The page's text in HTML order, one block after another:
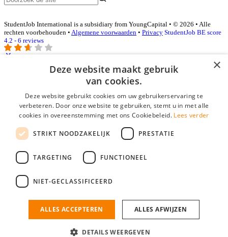
StudentJob International is a subsidiary from YoungCapital • © 2026 • Alle
rechten voorbehouden • Algemene voorwaarden • Privacy StudentJob BE score
4.2 - 6 reviews
Inloggen als bedrijf
E-mail*
Wachtwoord
login gegevens onthouden
login
Bedrijf aanmelden
nieuwe collega/werknemer zo gevonden!
×
Deze website maakt gebruik
van cookies.
Deze website gebruikt cookies om uw gebruikerservaring te
verbeteren. Door onze website te gebruiken, stemt u in met alle
cookies in overeenstemming met ons Cookiebeleid. Lees verder
STRIKT NOODZAKELIJK PRESTATIE
TARGETING FUNCTIONEEL
NIET-GECLASSIFICEERD
ALLES ACCEPTEREN ALLES AFWIJZEN
DETAILS WEERGEVEN